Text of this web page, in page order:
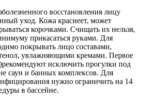
восстановления лицу
уход. Кожа краснеет, может
корочками. Счищать их нельзя,
прикасаться руками. Для
покрывать лицо составами,
увлажняющими кремами. Первое
исключить прогулки под
саун и банных комплексов. Для
нужно ограничить на 14
в бассейне.